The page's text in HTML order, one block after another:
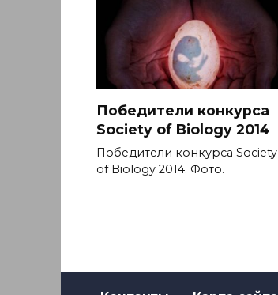
Победители конкурса
Society of Biology 2014
Победители конкурса Society
of Biology 2014. Фото.